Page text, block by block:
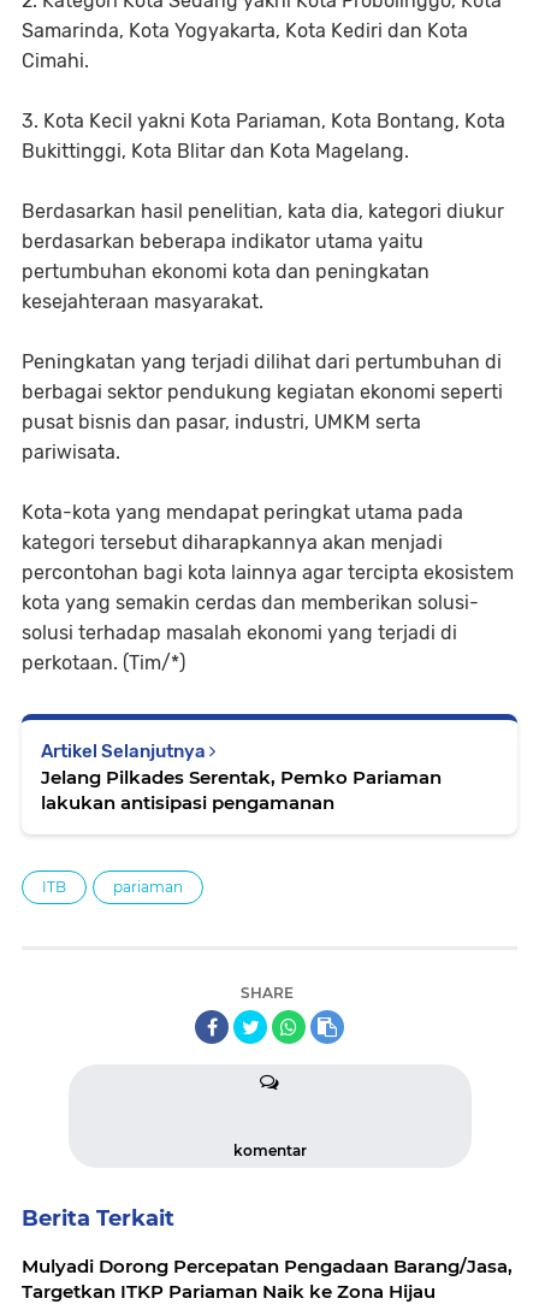
Samarinda, Kota Yogyakarta, Kota Kediri dan Kota
Cimahi.
3. Kota Kecil yakni Kota Pariaman, Kota Bontang, Kota
Bukittinggi, Kota Blitar dan Kota Magelang.
Berdasarkan hasil penelitian, kata dia, kategori diukur
berdasarkan beberapa indikator utama yaitu
pertumbuhan ekonomi kota dan peningkatan
kesejahteraan masyarakat.
Peningkatan yang terjadi dilihat dari pertumbuhan di
berbagai sektor pendukung kegiatan ekonomi seperti
pusat bisnis dan pasar, industri, UMKM serta
pariwisata.
Kota-kota yang mendapat peringkat utama pada
kategori tersebut diharapkannya akan menjadi
percontohan bagi kota lainnya agar tercipta ekosistem
kota yang semakin cerdas dan memberikan solusi-
solusi terhadap masalah ekonomi yang terjadi di
perkotaan. (Tim/*)
Artikel Selanjutnya
Jelang Pilkades Serentak, Pemko Pariaman
lakukan antisipasi pengamanan
ITB pariaman
SHARE
komentar
Berita Terkait
Mulyadi Dorong Percepatan Pengadaan Barang/Jasa,
Targetkan ITKP Pariaman Naik ke Zona Hijau